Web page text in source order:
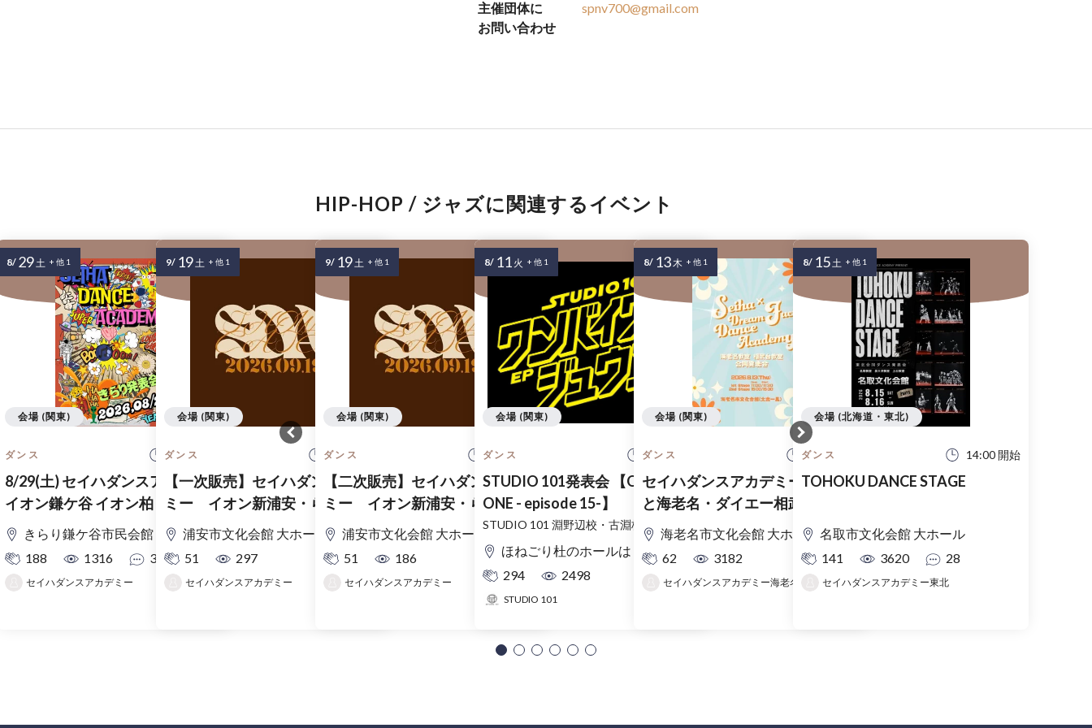
主催団体に
お問い合わせ
spnv700@gmail.com
HIP-HOP / ジャズに関連するイベント
ダンス 13:30 開始
8/29(土) セイハダンスアカデミー
イオン鎌ケ谷 イオン柏 幼保合同
発表会きらり鎌ケ谷市民会館 きらりホール
188
1316 3
セイハダンスアカデミー
会場 (関東)
8/ 29土 + 他 1
ダンス 13:00 開始
【一次販売】セイハダンスアカデ
ミー イオン新浦安・ららテラ
ス・コルトン合同発表会
浦安市文化会館 大ホール
51
297
セイハダンスアカデミー
会場 (関東)
9/ 19土 + 他 1
ダンス 13:00 開始
【二次販売】セイハダンスアカデ
ミー イオン新浦安・ららテラ
ス・コルトン合同発表会
浦安市文化会館 大ホール
51
186
セイハダンスアカデミー
会場 (関東)
9/ 19土 + 他 1
ダンス 13:00 開始
STUDIO 101発表会 【ONE BY
ONE - episode 15-】
STUDIO 101 淵野辺校・古淵校 合同発表会
ほねごり杜のホールはしもと ホール
294
2498
STUDIO 101
会場 (関東)
8/ 11 火 + 他 1
ダンス 11:30 開始
セイハダンスアカデミーららぽー
と海老名・ダイエー相武台・つき
み野幼稚園・社家ゆめいろ保育園
合同発表会
海老名市文化会館 大ホール
62
3182
セイハダンスアカデミー海老名教室・相武台教室
会場 (関東)
8/ 13木 + 他 1
ダンス 14:00 開始
TOHOKU DANCE STAGE
名取市文化会館 大ホール
141
3620 28
セイハダンスアカデミー東北
会場 (北海道・東北)
8/ 15土 + 他 1